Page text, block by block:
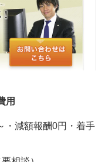
用
・減額報酬0円・着手